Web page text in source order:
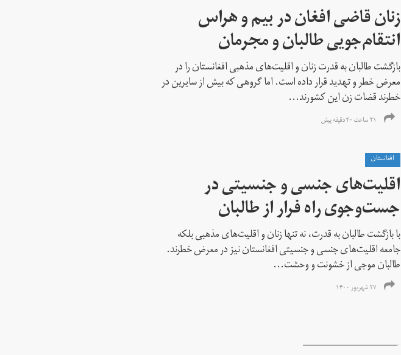
زنان قاضی افغان در بیم و هراس
انتقام‌جویی طالبان و مجرمان
بازگشت طالبان به قدرت زنان و اقلیت‌های مذهبی افغانستان را در
معرض خطر و تهدید قرار داده است. اما گروهی که بیش از سایرین در
خطرند قضات زن این کشورند...
۲۱ ساعت ۴۰ دقیقه پیش
افغانستان
اقلیت‌های جنسی و جنسیتی در
جست‌و‌جوی راه فرار از طالبان
با بازگشت طالبان به قدرت، نه تنها زنان و اقلیت‌های مذهبی بلکه
جامعه اقلیت‌های جنسی و جنسیتی افغانستان نیز در معرض خطرند.
طالبان موجی از خشونت و وحشت...
۲۷ شهریور ۱۴۰۰